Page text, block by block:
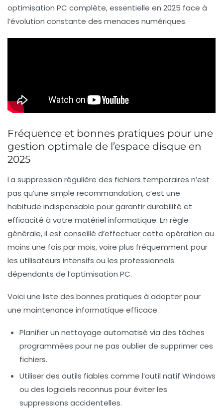
optimisation PC complète, essentielle en 2025 face à
l’évolution constante des menaces numériques.
Fréquence et bonnes pratiques pour une
gestion optimale de l’espace disque en
2025
La suppression régulière des fichiers temporaires n’est
pas qu’une simple recommandation, c’est une
habitude indispensable pour garantir durabilité et
efficacité à votre matériel informatique. En règle
générale, il est conseillé d’effectuer cette opération au
moins une fois par mois, voire plus fréquemment pour
les utilisateurs intensifs ou les professionnels
dépendants de l’optimisation PC.
Voici une liste des bonnes pratiques à adopter pour
une maintenance informatique efficace :
Planifier un nettoyage automatisé via des tâches
programmées pour ne pas oublier de supprimer ces
fichiers.
Utiliser des outils fiables comme l’outil natif Windows
ou des logiciels reconnus pour éviter les
suppressions accidentelles.